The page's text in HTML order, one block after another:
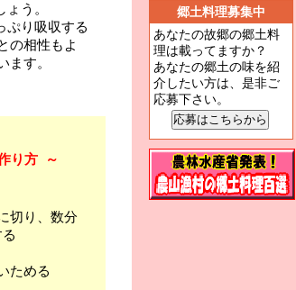
う。
ぷり吸収する
の相性もよ
ます。
り方 ～
切り、数分
ためる
郷土料理募集中
あなたの故郷の郷土料
理は載ってますか？
あなたの郷土の味を紹
介したい方は、是非ご
応募下さい。